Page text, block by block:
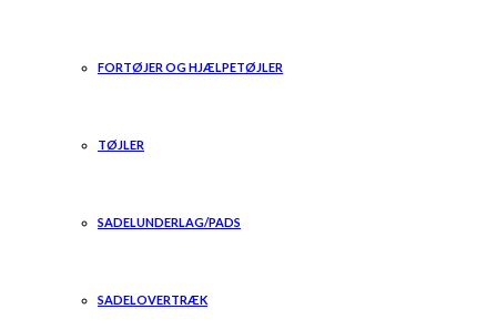
FORTØJER OG HJÆLPETØJLER
TØJLER
SADELUNDERLAG/PADS
SADELOVERTRÆK